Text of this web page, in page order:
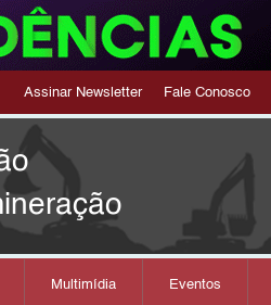
Assinar Newsletter Fale Conosco
Multimídia Eventos